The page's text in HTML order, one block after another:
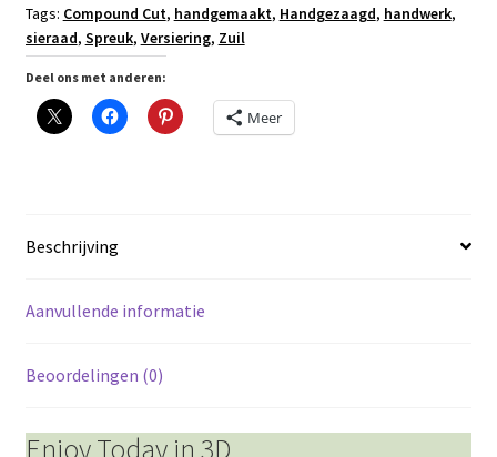
Tags: Compound Cut, handgemaakt, Handgezaagd, handwerk,
sieraad, Spreuk, Versiering, Zuil
Deel ons met anderen:
Meer
Beschrijving
Aanvullende informatie
Beoordelingen (0)
Enjoy Today in 3D